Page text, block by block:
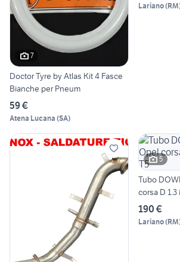
7
Doctor Tyre by Atlas Kit 4 Fasce
Bianche per Pneum
59 €
Atena Lucana (SA)
Lariano(RM
5
Tubo
corsa D
190 €
Lariano(RM